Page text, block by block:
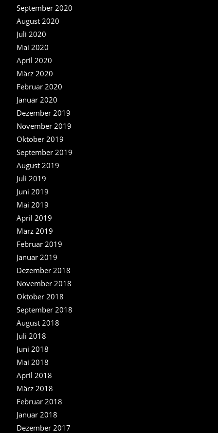
September 2020
August 2020
Juli 2020
Mai 2020
April 2020
März 2020
Februar 2020
Januar 2020
Dezember 2019
November 2019
Oktober 2019
September 2019
August 2019
Juli 2019
Juni 2019
Mai 2019
April 2019
März 2019
Februar 2019
Januar 2019
Dezember 2018
November 2018
Oktober 2018
September 2018
August 2018
Juli 2018
Juni 2018
Mai 2018
April 2018
März 2018
Februar 2018
Januar 2018
Dezember 2017